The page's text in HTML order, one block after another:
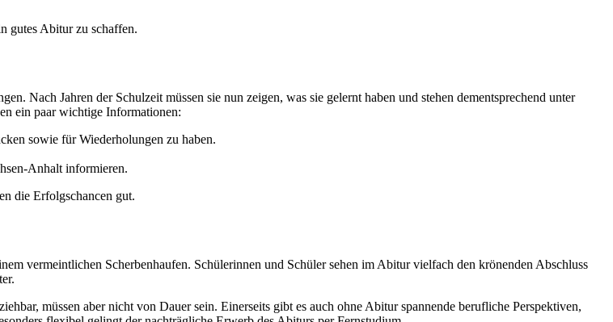
gutes Abitur zu schaffen.
Nach Jahren der Schulzeit müssen sie nun zeigen, was sie gelernt haben und stehen dementsprechend unter
ein paar wichtige Informationen:
sowie für Wiederholungen zu haben.
Anhalt informieren.
die Erfolgschancen gut.
vermeintlichen Scherbenhaufen. Schülerinnen und Schüler sehen im Abitur vielfach den krönenden Abschluss
müssen aber nicht von Dauer sein. Einerseits gibt es auch ohne Abitur spannende berufliche Perspektiven,